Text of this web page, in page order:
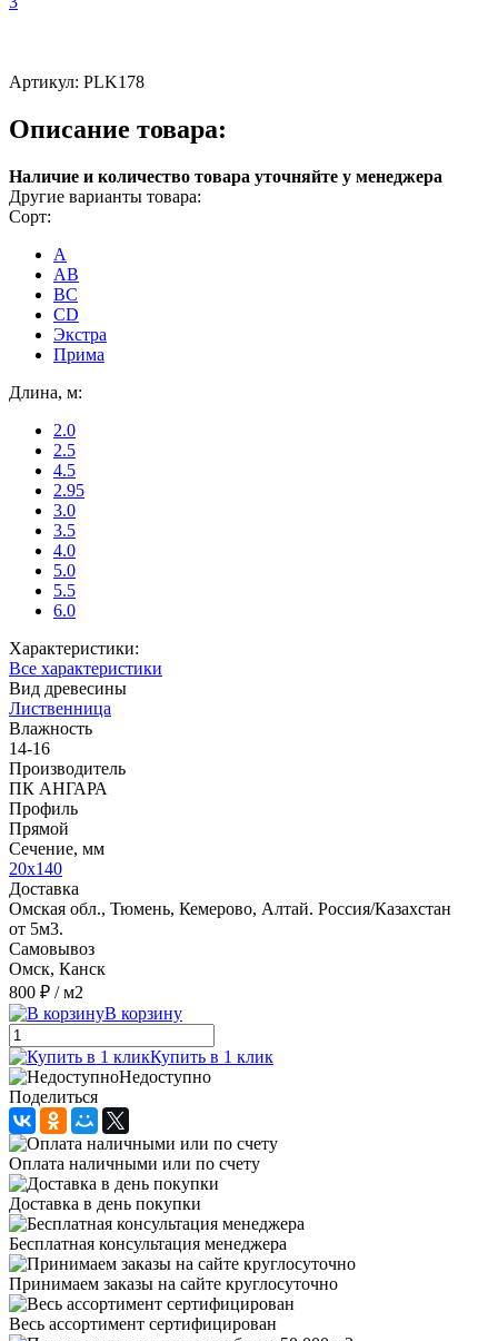
Артикул: PLK178
Описание товара:
Наличие и количество товара уточняйте у менеджера
Другие варианты товара:
Сорт:
A
AB
ВС
CD
Экстра
Прима
Длина, м:
2.0
2.5
4.5
2.95
3.0
3.5
4.0
5.0
5.5
6.0
Характеристики:
Все характеристики
Вид древесины
Лиственница
Влажность
14-16
Производитель
ПК АНГАРА
Профиль
Прямой
Сечение, мм
20х140
Доставка
Омская обл., Тюмень, Кемерово, Алтай. Россия/Казахстан
от 5м3.
Самовывоз
Омск, Канск
800 ₽ / м2
В корзину
Купить в 1 клик
Недоступно
Поделиться
Оплата наличными или по счету
Доставка в день покупки
Бесплатная консультация менеджера
Принимаем заказы на сайте круглосуточно
Весь ассортимент сертифицирован